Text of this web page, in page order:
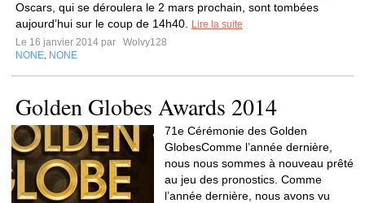
Oscars, qui se déroulera le 2 mars prochain, sont tombées
aujourd’hui sur le coup de 14h40.
Lire la suite
Le 16 janvier 2014 par
Wolvy128
NONE NONE
Golden Globes Awards 2014
71e Cérémonie des Golden
GlobesComme l’année dernière,
nous nous sommes à nouveau prêté
au jeu des pronostics. Comme
l’année dernière, nous avons vu